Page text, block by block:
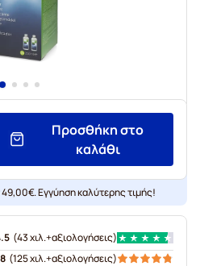
Προσθήκη στο
καλάθι
Εγγύηση καλύτερης τιμής!
(43 χιλ.+αξιολογήσεις)
(125 χιλ.+αξιολογήσεις)